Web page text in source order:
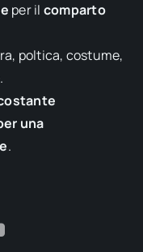
per il comparto
poltica, costume,
una
.